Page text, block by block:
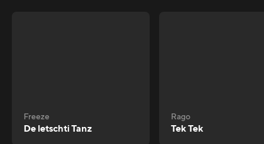
Freeze
De letschti Tanz
Rago
Tek Tek